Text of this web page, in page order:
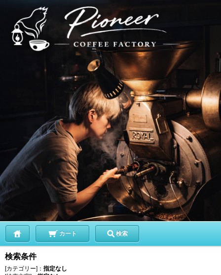
カート 検索
検索条件
[カテゴリー]： 指定なし